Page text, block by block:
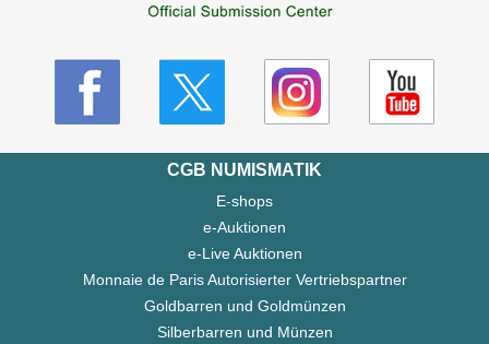
CGB NUMISMATIK
E-shops
e-Auktionen
e-Live Auktionen
Monnaie de Paris Autorisierter Vertriebspartner
Goldbarren und Goldmünzen
Silberbarren und Münzen